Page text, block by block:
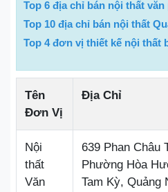
Top 6 địa chỉ bán nội thất
Top 10 địa chỉ bán nội thất
Top 4 đơn vị thiết kế nội thất
Tên
Đơn Vị
Địa Chỉ
Nội
thất
Văn
639 Phan Châu
Phường Hòa
Tam Kỳ, Quảng